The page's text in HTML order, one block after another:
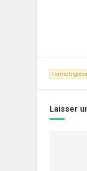
Forme
Laisser